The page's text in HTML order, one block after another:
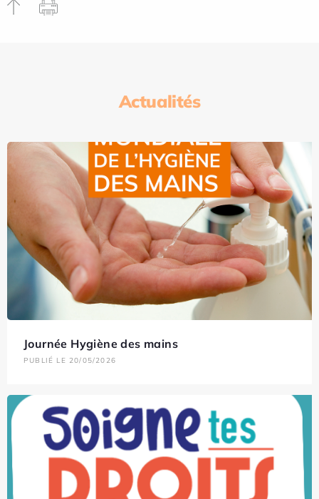
Actualités
Journée Hygiène des mains
PUBLIÉ LE 20/05/2026